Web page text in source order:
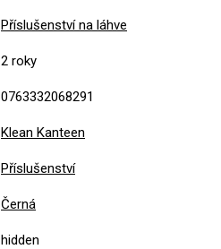
Příslušenství na láhve
2 roky
0763332068291
Klean Kanteen
Příslušenství
Černá
hidden